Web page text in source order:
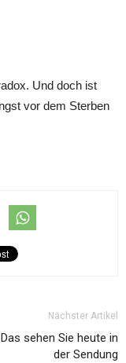
Und doch ist
vor dem Sterben
Nächster Artikel
sehen Sie heute in
der Sendung